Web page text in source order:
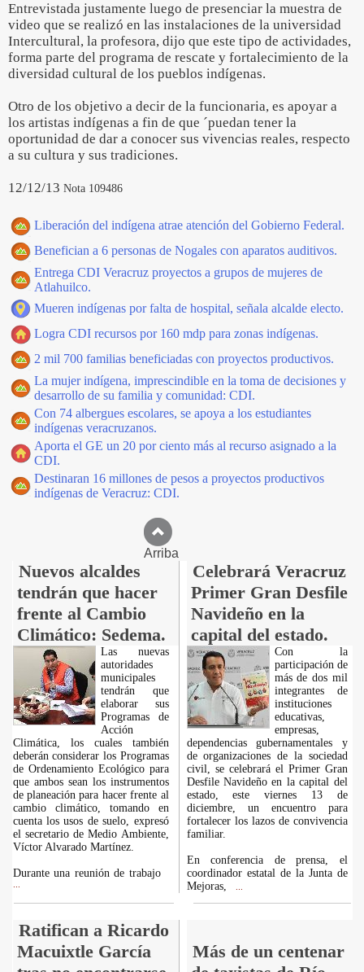
Entrevistada justamente luego de presenciar la muestra de
video que se realizó en las instalaciones de la universidad
Intercultural, la profesora, dijo que este tipo de actividades,
forma parte del programa de rescate y fortalecimiento de la
diversidad cultural de los pueblos indígenas.
Otro de los objetivo a decir de la funcionaria, es apoyar a
los artistas indígenas a fin de que ´puedan tener la
oportunidad de dar a conocer sus vivencias reales, respecto
a su cultura y sus tradiciones.
12/12/13 Nota 109486
Liberación del indígena atrae atención del Gobierno Federal.
Benefician a 6 personas de Nogales con aparatos auditivos.
Entrega CDI Veracruz proyectos a grupos de mujeres de
Atlahuilco.
Mueren indígenas por falta de hospital, señala alcalde electo.
Logra CDI recursos por 160 mdp para zonas indígenas.
2 mil 700 familias beneficiadas con proyectos productivos.
La mujer indígena, imprescindible en la toma de decisiones y
desarrollo de su familia y comunidad: CDI.
Con 74 albergues escolares, se apoya a los estudiantes
indígenas veracruzanos.
Aporta el GE un 20 por ciento más al recurso asignado a la
CDI.
Destinaran 16 millones de pesos a proyectos productivos
indígenas de Veracruz: CDI.
Arriba
Nuevos alcaldes
tendrán que hacer
frente al Cambio
Climático: Sedema.
Celebrará Veracruz
Primer Gran Desfile
Navideño en la
capital del estado.
Las nuevas
autoridades
municipales
tendrán que
elaborar sus
Programas de
Acción
Climática, los cuales también
deberán considerar los Programas
de Ordenamiento Ecológico para
que ambos sean los instrumentos
de planeación para hacer frente al
cambio climático, tomando en
cuenta los usos de suelo, expresó
el secretario de Medio Ambiente,
Víctor Alvarado Martínez.
Durante una reunión de trabajo
Con la
participación de
más de dos mil
integrantes de
instituciones
educativas,
empresas,
dependencias gubernamentales y
de organizaciones de la sociedad
civil, se celebrará el Primer Gran
Desfile Navideño en la capital del
estado, este viernes 13 de
diciembre, un encuentro para
fortalecer los lazos de convivencia
familiar.
En conferencia de prensa, el
coordinador estatal de la Junta de
Mejoras,
Ratifican a Ricardo
Macuixtle García
Más de un centenar